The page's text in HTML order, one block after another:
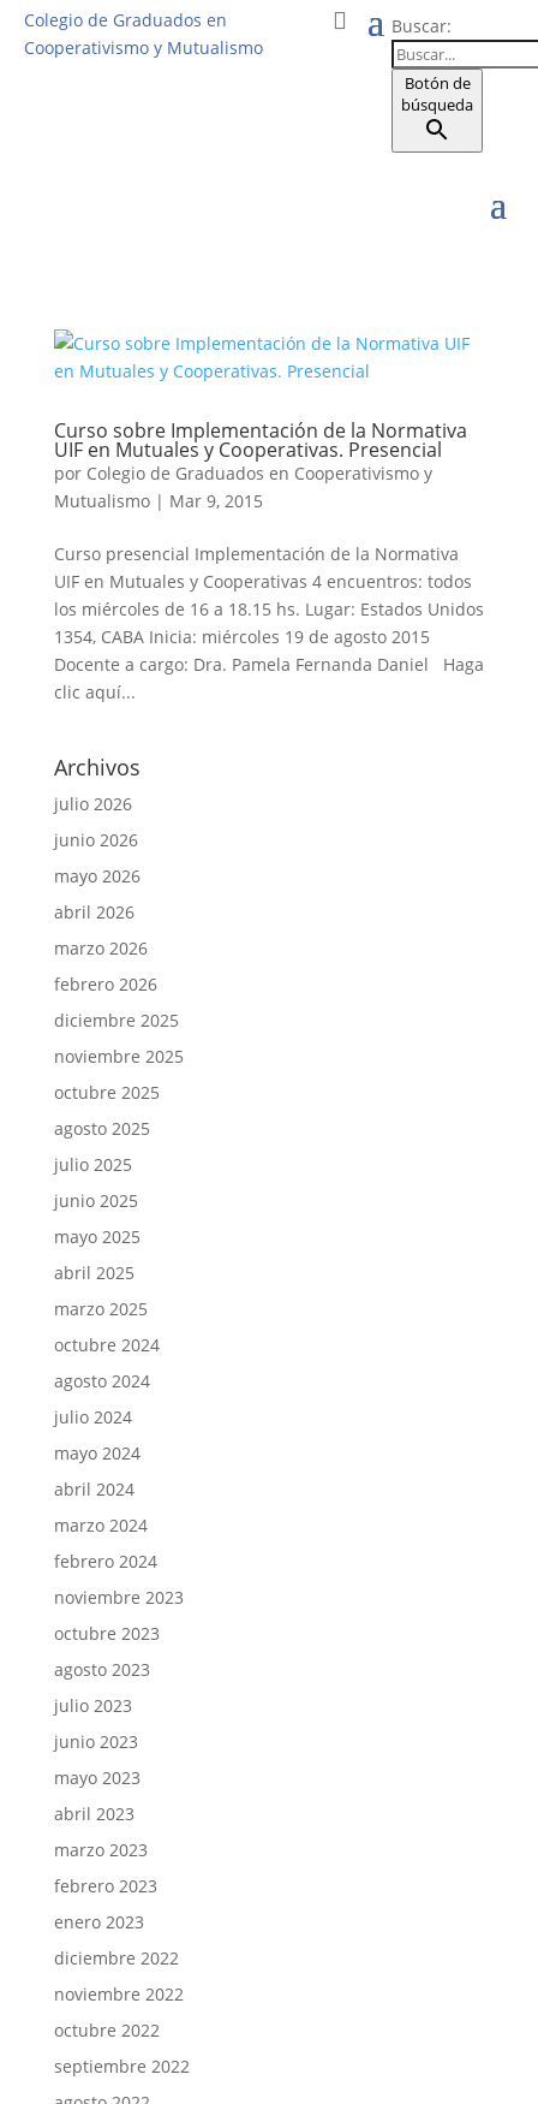
Colegio de Graduados en
Cooperativismo y Mutualismo
Buscar:
Botón de
búsqueda
Curso sobre Implementación de la Normativa
UIF en Mutuales y Cooperativas. Presencial
por Colegio de Graduados en Cooperativismo y
Mutualismo| Mar 9, 2015
Curso presencial Implementación de la Normativa
UIF en Mutuales y Cooperativas 4 encuentros: todos
los miércoles de 16 a 18.15 hs. Lugar: Estados Unidos
1354, CABA Inicia: miércoles 19 de agosto 2015
Docente a cargo: Dra. Pamela Fernanda Daniel Haga
clic aquí...
Archivos
julio 2026
junio 2026
mayo 2026
abril 2026
marzo 2026
febrero 2026
diciembre 2025
noviembre 2025
octubre 2025
agosto 2025
julio 2025
junio 2025
mayo 2025
abril 2025
marzo 2025
octubre 2024
agosto 2024
julio 2024
mayo 2024
abril 2024
marzo 2024
febrero 2024
noviembre 2023
octubre 2023
agosto 2023
julio 2023
junio 2023
mayo 2023
abril 2023
marzo 2023
febrero 2023
enero 2023
diciembre 2022
noviembre 2022
octubre 2022
septiembre 2022